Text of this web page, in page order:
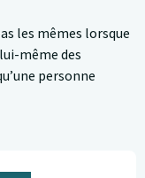
les mêmes lorsque
même des
personne